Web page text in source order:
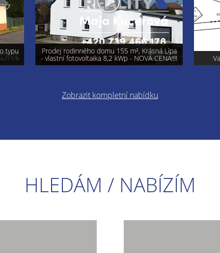
Lípa
Varnsdorf - prodej pozemku 740 m²
Zobrazit kompletní nabídku
HLEDÁM / NABÍZÍM